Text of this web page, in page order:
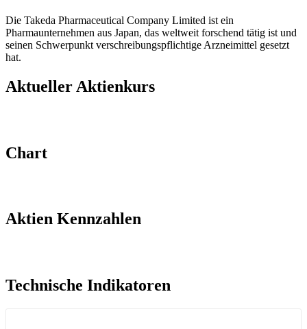
Die Takeda Pharmaceutical Company Limited ist ein
Pharmaunternehmen aus Japan, das weltweit forschend tätig ist und
seinen Schwerpunkt verschreibungspflichtige Arzneimittel gesetzt
hat.
Aktueller Aktienkurs​
Chart
Aktien Kennzahlen​
Technische Indikatoren​